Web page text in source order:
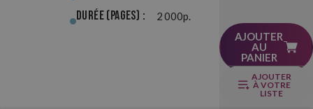
Durée (pages) : 2 000p.
AJOUTER
AU
PANIER
AJOUTER
À VOTRE
LISTE